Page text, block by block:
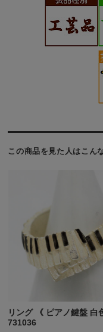
この商品を見た人はこん
リング 《 ピアノ鍵盤 白
731036